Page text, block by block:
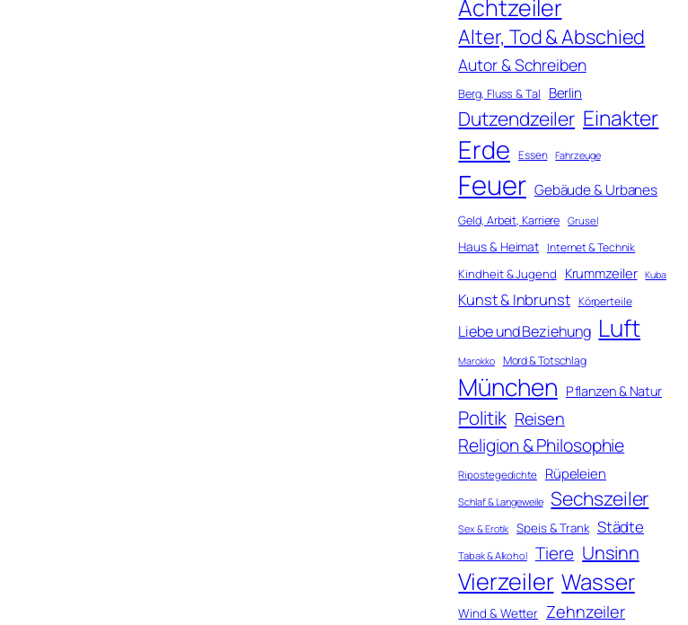
Achtzeiler
Alter, Tod & Abschied
Autor & Schreiben
Berg, Fluss & Tal Berlin
Dutzendzeiler Einakter
Erde Essen Fahrzeuge
Feuer Gebäude & Urbanes
Geld, Arbeit, Karriere Grusel
Haus & Heimat Internet & Technik
Kindheit & Jugend Krummzeiler Kuba
Kunst & Inbrunst Körperteile
Liebe und Beziehung Luft
Marokko Mord & Totschlag
München Pflanzen & Natur
Politik Reisen
Religion & Philosophie
Ripostegedichte Rüpeleien
Schlaf & Langeweile Sechszeiler
Sex & Erotik Speis & Trank Städte
Tabak & Alkohol Tiere Unsinn
Vierzeiler Wasser
Wind & Wetter Zehnzeiler